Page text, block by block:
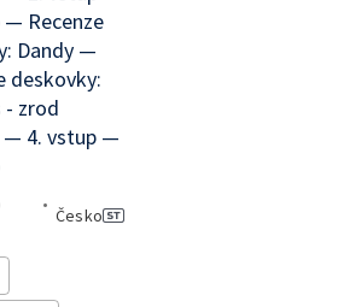
— Recenze
Dandy —
deskovky:
zrod
— 4. vstup —
•
Česko